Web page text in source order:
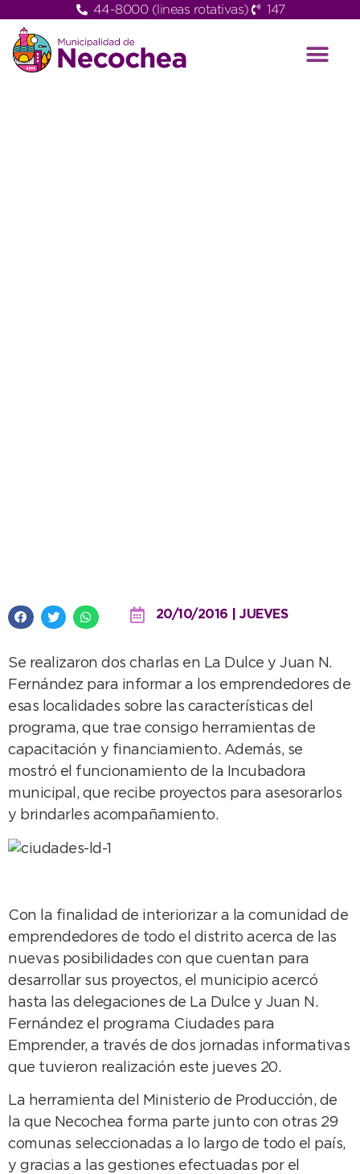
44-8000 (lineas rotativas) 147
20/10/2016 | JUEVES
Se realizaron dos charlas en La Dulce y Juan N.
Fernández para informar a los emprendedores de
esas localidades sobre las características del
programa, que trae consigo herramientas de
capacitación y financiamiento. Además, se
mostró el funcionamiento de la Incubadora
municipal, que recibe proyectos para asesorarlos
y brindarles acompañamiento.
Con la finalidad de interiorizar a la comunidad de
emprendedores de todo el distrito acerca de las
nuevas posibilidades con que cuentan para
desarrollar sus proyectos, el municipio acercó
hasta las delegaciones de La Dulce y Juan N.
Fernández el programa Ciudades para
Emprender, a través de dos jornadas informativas
que tuvieron realización este jueves 20.
La herramienta del Ministerio de Producción, de
la que Necochea forma parte junto con otras 29
comunas seleccionadas a lo largo de todo el país,
y gracias a las gestiones efectuadas por el